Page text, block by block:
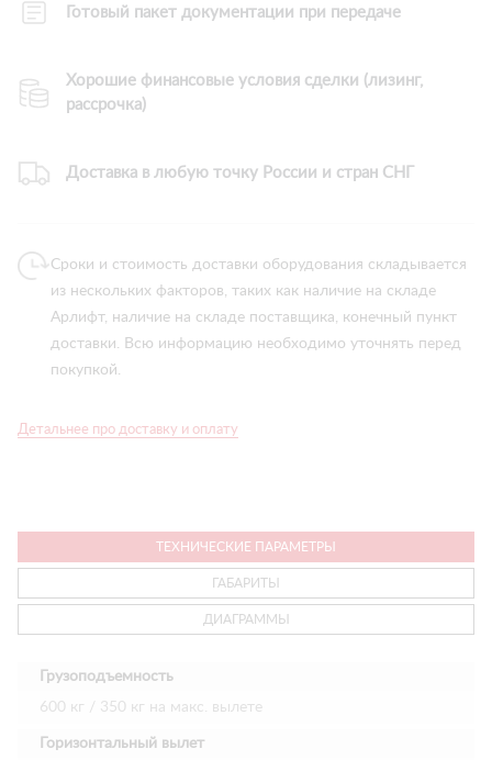
Готовый пакет документации при передаче
Хорошие финансовые условия сделки (лизинг,
рассрочка)
Доставка в любую точку России и стран СНГ
Сроки и стоимость доставки оборудования складывается
из нескольких факторов, таких как наличие на складе
Арлифт, наличие на складе поставщика, конечный пункт
доставки. Всю информацию необходимо уточнять перед
покупкой.
Детальнее про доставку и оплату
ТЕХНИЧЕСКИЕ ПАРАМЕТРЫ
ГАБАРИТЫ
ДИАГРАММЫ
Грузоподъемность
600 кг / 350 кг на макс. вылете
Горизонтальный вылет